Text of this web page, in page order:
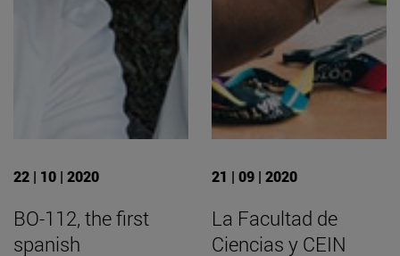
22 | 10 | 2020
BO-112, the first
spanish
21 | 09 | 2020
La Facultad de
Ciencias y CEIN